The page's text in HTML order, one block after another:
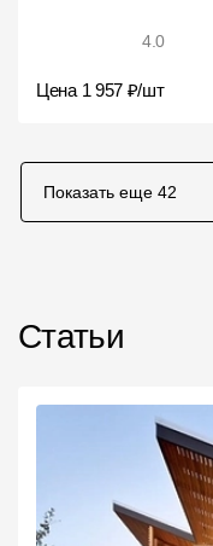
4.0
Цена 1 957 ₽/шт
Показать еще 42
Статьи